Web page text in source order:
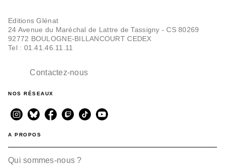
Apocaline - Tome 01
Romain Pujol
Editions Glénat
24 Avenue du Maréchal de Lattre de Tassigny - CS 80269
92772 BOULOGNE-BILLANCOURT CEDEX
Tel : 01.41.46.11.11
Contactez-nous
NOS RÉSEAUX
A PROPOS
Qui sommes-nous ?